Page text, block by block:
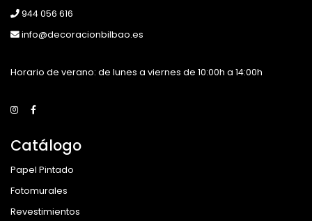
944 056 616
info@decoracionbilbao.es
Horario de verano: de lunes a viernes de 10:00h a 14:00h
Catálogo
Papel Pintado
Fotomurales
Revestimientos